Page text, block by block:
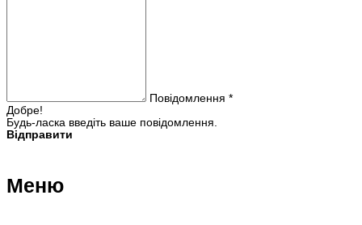
Повідомлення *
Добре!
Будь-ласка введіть ваше повідомлення.
Відправити
Меню